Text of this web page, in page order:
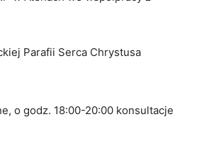
Parafii Serca Chrystusa
o godz. 18:00-20:00 konsultacje